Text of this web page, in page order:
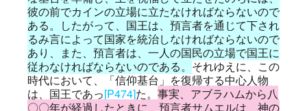
彼の前でカインの立場に立たなければならないので
ある。したがって、国王は、預言者を通じて下され
るみ言によって国家を統治しなければならないので
あり、また、預言者は、一人の国民の立場で国王に
従わなければならないのである。 それゆえに、この
時代において、「信仰基台」を復帰する中心人物
は、国王であっ[P474]た。 事実、アブラハムから八
〇〇年が経過したときに、預言者サムエルは、神の